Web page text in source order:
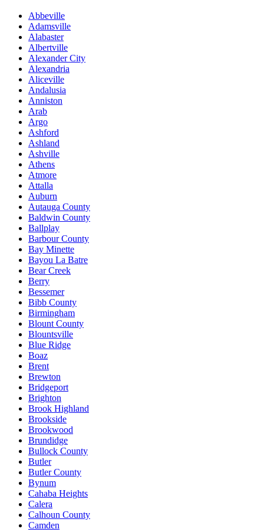
Abbeville
Adamsville
Alabaster
Albertville
Alexander City
Alexandria
Aliceville
Andalusia
Anniston
Arab
Argo
Ashford
Ashland
Ashville
Athens
Atmore
Attalla
Auburn
Autauga County
Baldwin County
Ballplay
Barbour County
Bay Minette
Bayou La Batre
Bear Creek
Berry
Bessemer
Bibb County
Birmingham
Blount County
Blountsville
Blue Ridge
Boaz
Brent
Brewton
Bridgeport
Brighton
Brook Highland
Brookside
Brookwood
Brundidge
Bullock County
Butler
Butler County
Bynum
Cahaba Heights
Calera
Calhoun County
Camden